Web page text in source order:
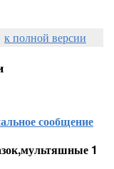
к полной версии
сообщение
1